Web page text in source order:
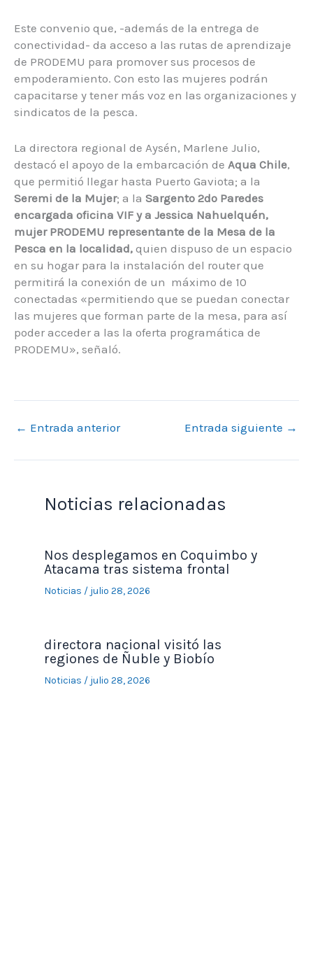
Este convenio que, -además de la entrega de
conectividad- da acceso a las rutas de aprendizaje
de PRODEMU para promover sus procesos de
empoderamiento. Con esto las mujeres podrán
capacitarse y tener más voz en las organizaciones y
sindicatos de la pesca.
La directora regional de Aysén, Marlene Julio,
destacó el apoyo de la embarcación de Aqua Chile,
que permitió llegar hasta Puerto Gaviota; a la
Seremi de la Mujer; a la Sargento 2do Paredes
encargada oficina VIF y a Jessica Nahuelquén,
mujer PRODEMU representante de la Mesa de la
Pesca en la localidad, quien dispuso de un espacio
en su hogar para la instalación del router que
permitirá la conexión de un máximo de 10
conectadas «permitiendo que se puedan conectar
las mujeres que forman parte de la mesa, para así
poder acceder a las la oferta programática de
PRODEMU», señaló.
← Entrada anterior Entrada siguiente →
Noticias relacionadas
Nos desplegamos en Coquimbo y
Atacama tras sistema frontal
Noticias / julio 28, 2026
directora nacional visitó las
regiones de Ñuble y Biobío
Noticias / julio 28, 2026